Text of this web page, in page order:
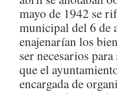
mayo de 1942 se
municipal del 6 de
enajenarían los
ser necesarios
que el
encargada de